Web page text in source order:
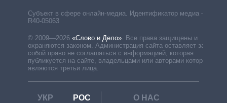
Субъект в сфере онлайн-медиа. Идентификатор медиа –
R40-05063
© 2009—2026 «Слово и Дело»
Все права защищены и
охраняются законом. Администрация сайта оставляет за
собой право не соглашаться с информацией, которая
публикуется на сайте, владельцами или авторами которой
являются третьи лица.
УКР РОС
О НАС